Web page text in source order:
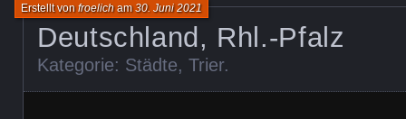
Deutschland, Rhl.-Pfalz
Erstellt vonfroelicham30. Juni 2021
Kategorie: Städte, Trier.